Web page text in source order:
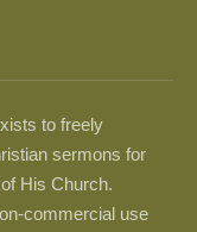
to freely
sermons for
His Church.
commercial use